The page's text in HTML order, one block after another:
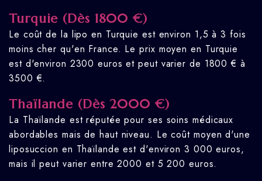
Turquie (Dès 1800 €)
Le coût de la lipo en Turquie est environ 1,5 à 3 fois
moins cher qu'en France. Le prix moyen en Turquie
est d'environ 2300 euros et peut varier de 1800 € à
3500 €.
Thaïlande (Dès 2000 €)
La Thaïlande est réputée pour ses soins médicaux
abordables mais de haut niveau. Le coût moyen d'une
liposuccion en Thaïlande est d'environ 3 000 euros,
mais il peut varier entre 2000 et 5 200 euros.